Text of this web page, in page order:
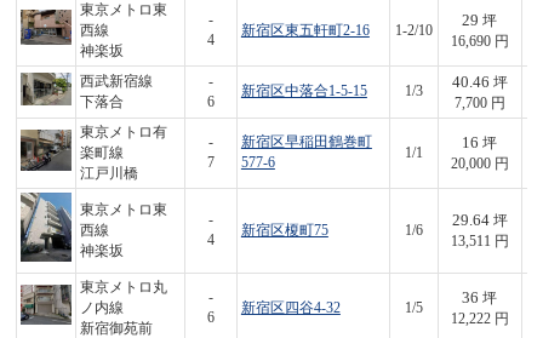
東京メトロ東
西線
神楽坂
-
4
新宿区東五軒町2-16 1-2/10
29 坪
16,690 円
西武新宿線
下落合
-
6
新宿区中落合1-5-15 1/3
40.46 坪
7,700 円
東京メトロ有
楽町線
江戸川橋
-
7
新宿区早稲田鶴巻町
577-6
1/1
16 坪
20,000 円
東京メトロ東
西線
神楽坂
-
4
新宿区榎町75 1/6
29.64坪
13,511 円
東京メトロ丸
ノ内線
新宿御苑前
-
6
新宿区四谷4-32 1/5
36 坪
12,222 円